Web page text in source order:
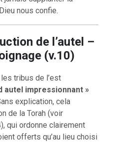
nous confie.
de l’autel –
(v.10)
tribus de l’est
autel impressionnant »
explication, cela
de la Torah (voir
qui ordonne clairement
offerts qu’au lieu choisi